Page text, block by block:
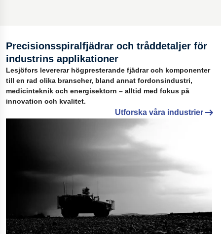
Precisionsspiralfjädrar och tråddetaljer för
industrins applikationer
Lesjöfors levererar högpresterande fjädrar och komponenter
till en rad olika branscher, bland annat fordonsindustri,
medicinteknik och energisektorn – alltid med fokus på
innovation och kvalitet.
Utforska våra industrier